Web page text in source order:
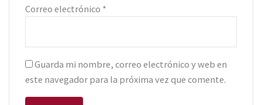
Correo electrónico *
Guarda mi nombre, correo electrónico y web en
este navegador para la próxima vez que comente.